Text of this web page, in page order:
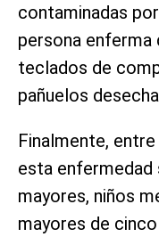
contaminadas
persona enferma
teclados de
pañuelos
Finalmente,
esta enfermedad
mayores, niños
mayores de